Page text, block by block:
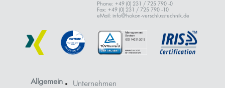
Phone: +49 (0) 231 / 725 790 -0
Fax: +49 (0) 231 / 725 790 -10
eMail: info@hokon-verschlusstechnik.de
Allgemein Unternehmen